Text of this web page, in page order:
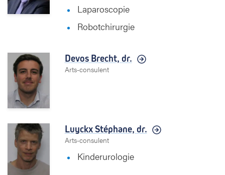
Laparoscopie
Robotchirurgie
Devos Brecht, dr.
Arts-consulent
Luyckx Stéphane, dr.
Arts-consulent
Kinderurologie